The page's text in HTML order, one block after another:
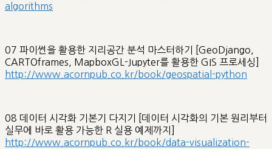
algorithms
07 파이썬을 활용한 지리공간 분석 마스터하기 [GeoDjango,
CARTOframes, MapboxGL-Jupyter를 활용한 GIS 프로세싱]
http://www.acornpub.co.kr/book/geospatial-python
08 데이터 시각화 기본기 다지기 [데이터 시각화의 기본 원리부터
실무에 바로 활용 가능한 R 실용 예제까지]
http://www.acornpub.co.kr/book/data-visualization-